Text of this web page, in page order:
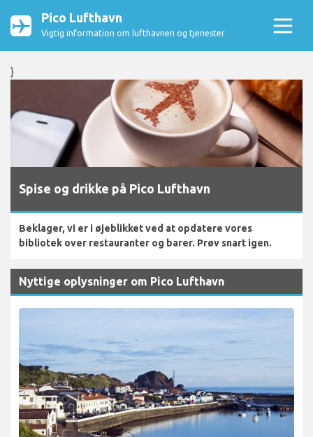
Pico Lufthavn
Vigtig information om lufthavnen og tjenester
}
Spise og drikke på Pico Lufthavn
Beklager, vi er i øjeblikket ved at opdatere vores
bibliotek over restauranter og barer. Prøv snart igen.
Nyttige oplysninger om Pico Lufthavn